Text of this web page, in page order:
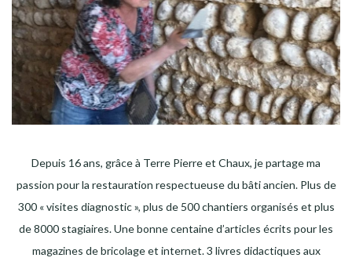
Depuis 16 ans, grâce à Terre Pierre et Chaux, je partage ma
passion pour la restauration respectueuse du bâti ancien. Plus de
300 « visites diagnostic », plus de 500 chantiers organisés et plus
de 8000 stagiaires. Une bonne centaine d’articles écrits pour les
magazines de bricolage et internet. 3 livres didactiques aux